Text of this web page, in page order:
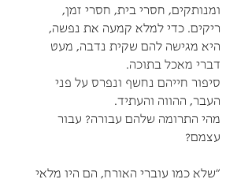
ומנותקים, חסרי בית, חסרי זמן,
ריקים. כדי למלא קמעה את נפשה,
היא מגישה להם שקית נדבה, מעט
דברי מאכל בתוכה.
סיפור חייהם נחשף ונפרס על פני
העבר, ההווה והעתיד.
מהי התרומה שלהם עבורה? עבור
עצמם?
"שלא כמו עוברי האורח, הם היו מלאי